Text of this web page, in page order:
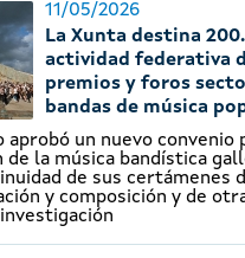
11/05/2026
La Xunta destina
actividad federativa
premios y foros
bandas de música
aprobó un nuevo convenio
de la música bandística
de sus certámenes
y composición y de